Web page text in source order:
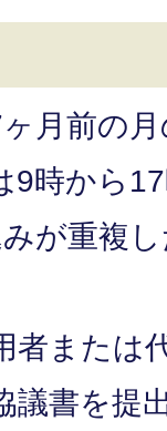
月前の
9時から
が重複
者または
議書を提